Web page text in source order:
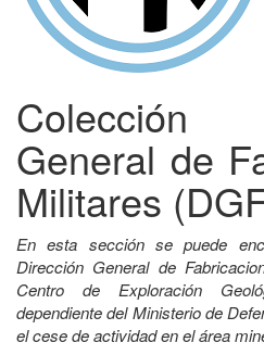
Colección
General de
Militares
En esta sección se puede
Dirección General de
Centro de Exploración
dependiente del Ministerio de
el cese de actividad en el área